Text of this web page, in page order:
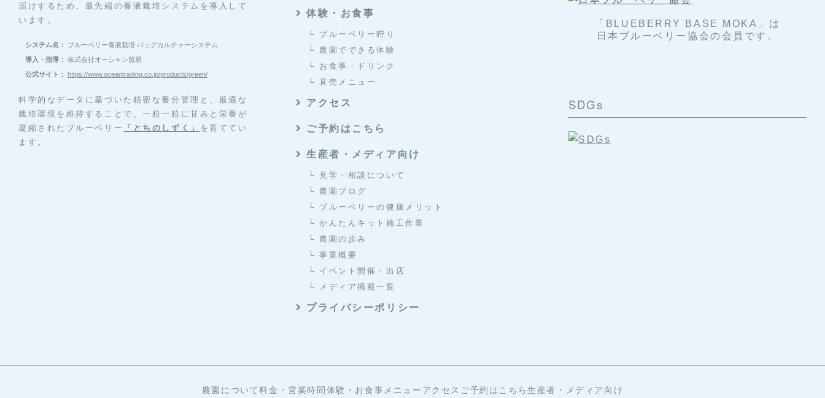
届けするため、最先端の養液栽培システムを導入して
います。
システム名：
ブルーベリー養液栽培 バッグカルチャーシステム
導入・指導： 株式会社オーシャン貿易
公式サイト： https://www.oceantrading.co.jp/products/green/
科学的なデータに基づいた精密な養分管理と、最適な
栽培環境を維持することで、一粒一粒に甘みと栄養が
凝縮されたブルーベリー
「とちのしずく」 を育ててい
ます。
体験・お食事
└ ブルーベリー狩り
└ 農園でできる体験
└ お食事・ドリンク
└ 直売メニュー
アクセス
ご予約はこちら
生産者・メディア向け
└ 見学・相談について
└ 農園ブログ
└ ブルーベリーの健康メリット
└ かんたんキット施工作業
└ 農園の歩み
└ 事業概要
└ イベント開催・出店
└ メディア掲載一覧
プライバシーポリシー
「BLUEBERRY BASE MOKA」は
日本ブルーベリー協会の会員です。
SDGs
農園について料金・営業時間体験・お食事メニュー アクセス ご予約はこちら生産者・メディア向け